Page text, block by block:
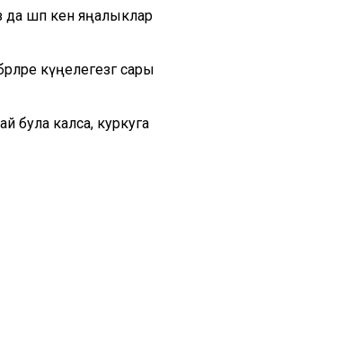
да шәп кенә яңалыклар
күңелегезгә сары
калса, куркуга